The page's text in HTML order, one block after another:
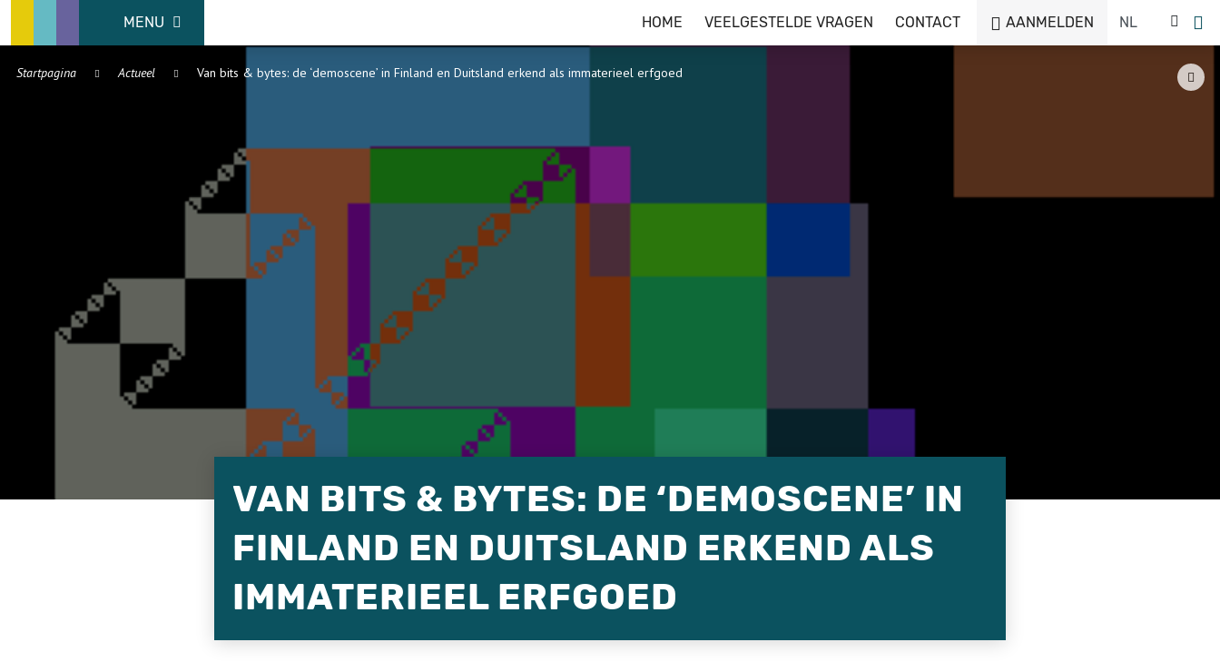
MENU HOME VEELGESTELDE VRAGEN CONTACT AANMELDEN
Startpagina Actueel Van bits & bytes: de ‘demoscene’ in Finland en Duitsland erkend als immaterieel erfgoed
VAN BITS & BYTES: DE ‘DEMOSCENE’ IN
FINLAND EN DUITSLAND ERKEND ALS
IMMATERIEEL ERFGOED